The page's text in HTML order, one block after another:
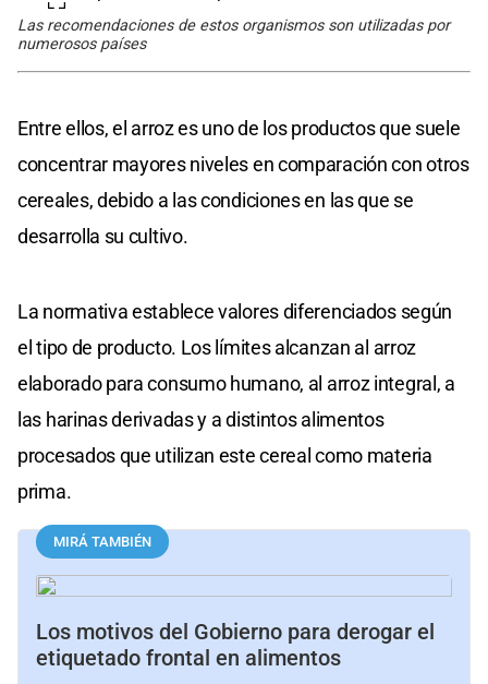
Las recomendaciones de estos organismos son utilizadas por
numerosos países
Entre ellos, el arroz es uno de los productos que suele
concentrar mayores niveles en comparación con otros
cereales, debido a las condiciones en las que se
desarrolla su cultivo.
La normativa establece valores diferenciados según
el tipo de producto. Los límites alcanzan al arroz
elaborado para consumo humano, al arroz integral, a
las harinas derivadas y a distintos alimentos
procesados que utilizan este cereal como materia
prima.
MIRÁ TAMBIÉN
Los motivos del Gobierno para derogar el
etiquetado frontal en alimentos